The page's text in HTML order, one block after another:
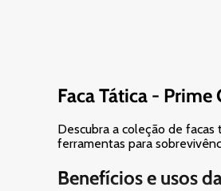
Faca Tática - Prime
Descubra a coleção de facas
ferramentas para
Benefícios e usos